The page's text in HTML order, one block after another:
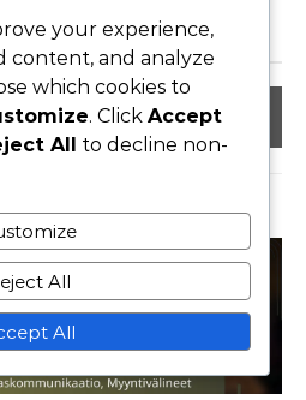
your experience,
content, and analyze
which cookies to
. Click Accept
All to decline non-
All
All